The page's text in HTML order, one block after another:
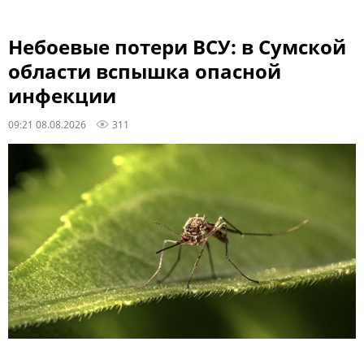
Небоевые потери ВСУ: в Сумской
области вспышка опасной
инфекции
09:21 08.08.2026 311